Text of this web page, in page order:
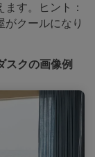
す。ヒント：
がクールになり
スクの画像例